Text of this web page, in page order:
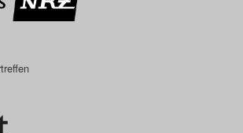
Blog